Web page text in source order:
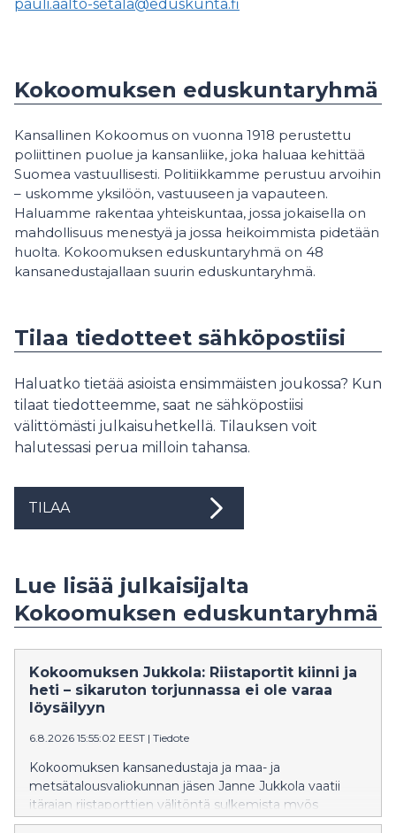
pauli.aalto-setala@eduskunta.fi
Kokoomuksen eduskuntaryhmä
Kansallinen Kokoomus on vuonna 1918 perustettu
poliittinen puolue ja kansanliike, joka haluaa kehittää
Suomea vastuullisesti. Politiikkamme perustuu arvoihin
– uskomme yksilöön, vastuuseen ja vapauteen.
Haluamme rakentaa yhteiskuntaa, jossa jokaisella on
mahdollisuus menestyä ja jossa heikoimmista pidetään
huolta. Kokoomuksen eduskuntaryhmä on 48
kansanedustajallaan suurin eduskuntaryhmä.
Tilaa tiedotteet sähköpostiisi
Haluatko tietää asioista ensimmäisten joukossa? Kun
tilaat tiedotteemme, saat ne sähköpostiisi
välittömästi julkaisuhetkellä. Tilauksen voit
halutessasi perua milloin tahansa.
TILAA
Lue lisää julkaisijalta
Kokoomuksen eduskuntaryhmä
Kokoomuksen Jukkola: Riistaportit kiinni ja
heti – sikaruton torjunnassa ei ole varaa
löysäilyyn
6.8.2026 15:55:02 EEST | Tiedote
Kokoomuksen kansanedustaja ja maa- ja
metsätalousvaliokunnan jäsen Janne Jukkola vaatii
itärajan riistaporttien välitöntä sulkemista myös
Pohjois-Karjalassa. Ylen mukaan riistaportit ovat